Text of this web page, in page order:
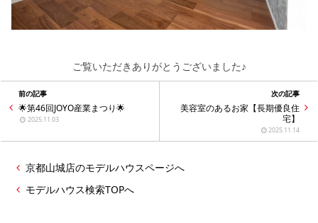
ご覧いただきありがとうございました♪
前の記事
🌟第46回JOYO産業まつり🌟
2025.11.03
次の記事
美容室のあるお家【長期優良住
宅】
2025.11.14
京都山城店のモデルハウスページへ
モデルハウス検索TOPへ